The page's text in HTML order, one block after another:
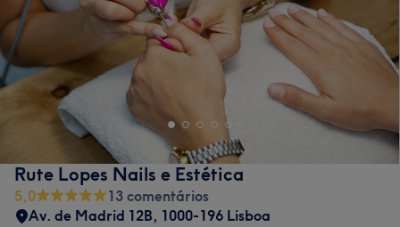
Rute Lopes Nails e Estética
5,0
13 comentários
Av. de Madrid 12B, 1000-196 Lisboa